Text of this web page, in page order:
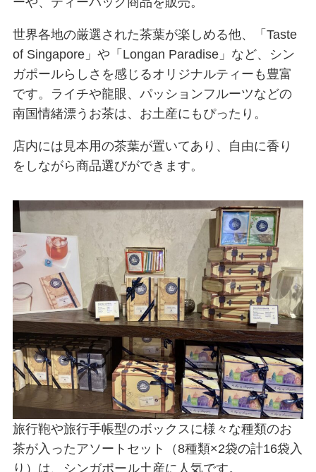
世界各地の厳選された茶葉が楽しめる他、「Taste
of Singapore」や「Longan Paradise」など、シン
ガポールらしさを感じるオリジナルティーも豊富
です。ライチや龍眼、パッションフルーツなどの
南国情緒漂うお茶は、お土産にもぴったり。
店内には見本用の茶葉が置いてあり、自由に香り
をしながら商品選びができます。
旅行鞄や旅行手帳型のボックスに様々な種類のお
茶が入ったアソートセット（8種類×2袋の計16袋入
り）は、シンガポール土産に人気です。